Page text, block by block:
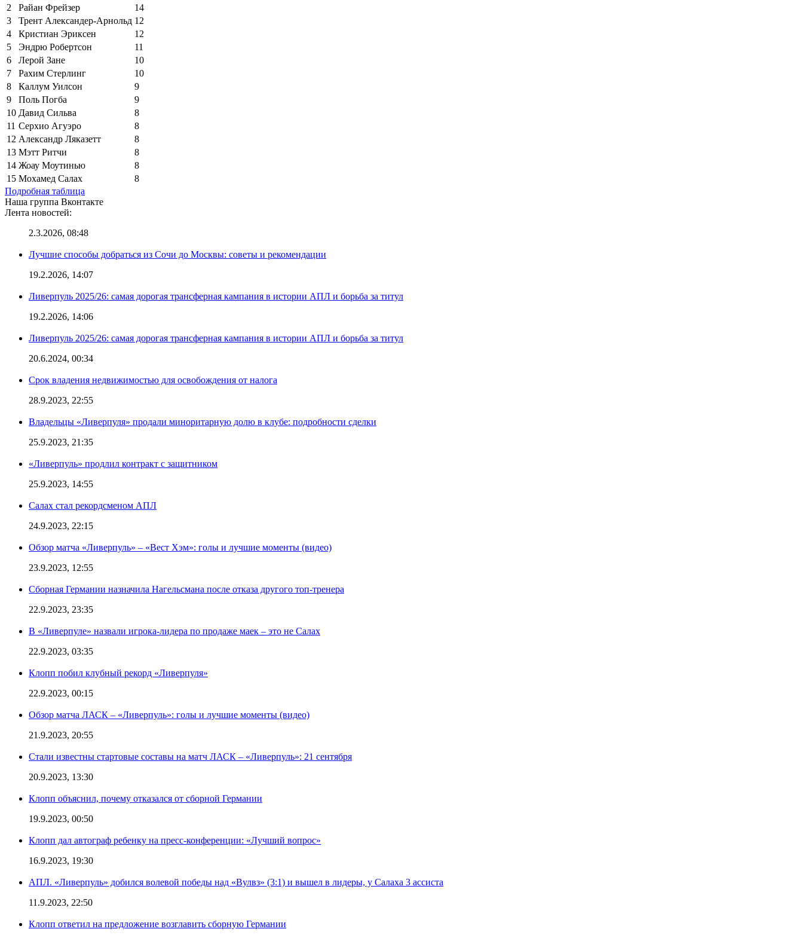
2
Райан Фрейзер
14
3
Трент Александер-Арнольд 12
4
Кристиан Эриксен
12
5
Эндрю Робертсон
11
6
Лерой Зане
10
7
Рахим Стерлинг
10
8
Каллум Уилсон
9
9
Поль Погба
9
10 Давид Сильва
8
11 Серхио Агуэро
8
12 Александр Ляказетт
8
13 Мэтт Ритчи
8
14 Жоау Моутинью
8
15 Мохамед Салах
8
Подробная таблица
Наша группа Вконтакте
Лента новостей:
2.3.2026, 08:48
Лучшие способы добраться из Сочи до Москвы: советы и рекомендации
19.2.2026, 14:07
Ливерпуль 2025/26: самая дорогая трансферная кампания в истории АПЛ и борьба за титул
19.2.2026, 14:06
Ливерпуль 2025/26: самая дорогая трансферная кампания в истории АПЛ и борьба за титул
20.6.2024, 00:34
Срок владения недвижимостью для освобождения от налога
28.9.2023, 22:55
Владельцы «Ливерпуля» продали миноритарную долю в клубе: подробности сделки
25.9.2023, 21:35
«Ливерпуль» продлил контракт с защитником
25.9.2023, 14:55
Салах стал рекордсменом АПЛ
24.9.2023, 22:15
Обзор матча «Ливерпуль» – «Вест Хэм»: голы и лучшие моменты (видео)
23.9.2023, 12:55
Сборная Германии назначила Нагельсмана после отказа другого топ-тренера
22.9.2023, 23:35
В «Ливерпуле» назвали игрока-лидера по продаже маек – это не Салах
22.9.2023, 03:35
Клопп побил клубный рекорд «Ливерпуля»
22.9.2023, 00:15
Обзор матча ЛАСК – «Ливерпуль»: голы и лучшие моменты (видео)
21.9.2023, 20:55
Стали известны стартовые составы на матч ЛАСК – «Ливерпуль»: 21 сентября
20.9.2023, 13:30
Клопп объяснил, почему отказался от сборной Германии
19.9.2023, 00:50
Клопп дал автограф ребенку на пресс-конференции: «Лучший вопрос»
16.9.2023, 19:30
АПЛ. «Ливерпуль» добился волевой победы над «Вулвз» (3:1) и вышел в лидеры, у Салаха 3 ассиста
11.9.2023, 22:50
Клопп ответил на предложение возглавить сборную Германии